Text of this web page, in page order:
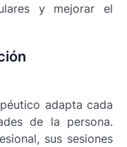
y mejorar el
adapta cada
de la persona.
sus sesiones